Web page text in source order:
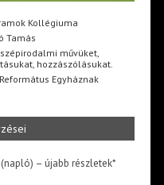
Kollégiuma
Tamás
művüket,
hozzászólásukat.
Egyháznak
(napló) – újabb részletek*